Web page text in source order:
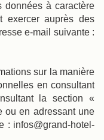
données à caractère
exercer auprès des
e-mail suivante :
sur la manière
en consultant
la section «
ou en adressant une
: infos@grand-hotel-